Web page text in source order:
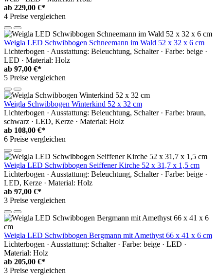
ab 229,00 €*
4 Preise vergleichen
Weigla LED Schwibbogen Schneemann im Wald 52 x 32 x 6 cm
Lichterbogen · Ausstattung: Beleuchtung, Schalter · Farbe: beige ·
LED · Material: Holz
ab 97,00 €*
5 Preise vergleichen
Weigla Schwibbogen Winterkind 52 x 32 cm
Lichterbogen · Ausstattung: Beleuchtung, Schalter · Farbe: braun,
schwarz · LED, Kerze · Material: Holz
ab 108,00 €*
6 Preise vergleichen
Weigla LED Schwibbogen Seiffener Kirche 52 x 31,7 x 1,5 cm
Lichterbogen · Ausstattung: Beleuchtung, Schalter · Farbe: beige ·
LED, Kerze · Material: Holz
ab 97,00 €*
3 Preise vergleichen
Weigla LED Schwibbogen Bergmann mit Amethyst 66 x 41 x 6 cm
Lichterbogen · Ausstattung: Schalter · Farbe: beige · LED ·
Material: Holz
ab 205,00 €*
3 Preise vergleichen